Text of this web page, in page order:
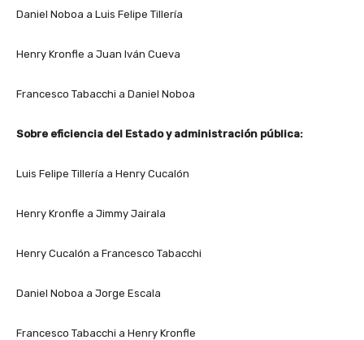
Daniel Noboa a Luis Felipe Tillería
Henry Kronfle a Juan Iván Cueva
Francesco Tabacchi a Daniel Noboa
Sobre eficiencia del Estado y administración pública:
Luis Felipe Tillería a Henry Cucalón
Henry Kronfle a Jimmy Jairala
Henry Cucalón a Francesco Tabacchi
Daniel Noboa a Jorge Escala
Francesco Tabacchi a Henry Kronfle